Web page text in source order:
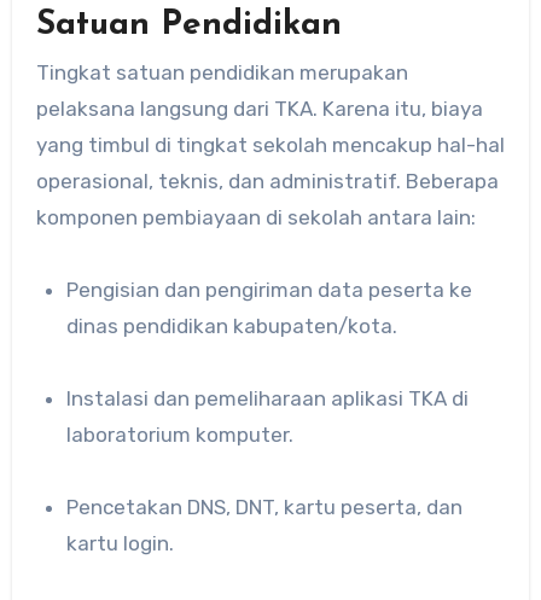
Satuan Pendidikan
Tingkat satuan pendidikan merupakan
pelaksana langsung dari TKA. Karena itu, biaya
yang timbul di tingkat sekolah mencakup hal-hal
operasional, teknis, dan administratif. Beberapa
komponen pembiayaan di sekolah antara lain:
Pengisian dan pengiriman data peserta ke
dinas pendidikan kabupaten/kota.
Instalasi dan pemeliharaan aplikasi TKA di
laboratorium komputer.
Pencetakan DNS, DNT, kartu peserta, dan
kartu login.